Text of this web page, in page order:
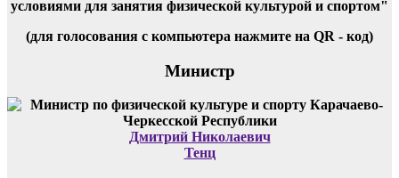
условиями для занятия физической культурой и спортом"
(для голосования с компьютера нажмите на QR - код)
Министр
Дмитрий Николаевич
Тенц